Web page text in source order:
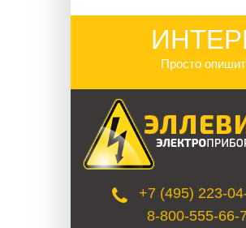
Просто
+7 (495) 223-
8-800-555-66-